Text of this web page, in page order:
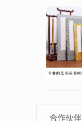
合作伙伴